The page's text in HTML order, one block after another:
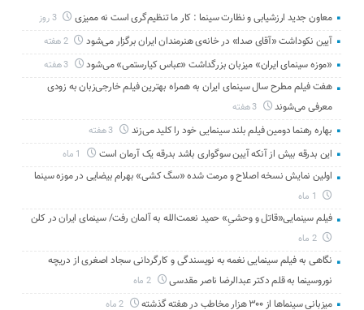
معاون جدید ارزشیابی و نظارت سینما : کار ما تنظیم‌گری است نه ممیزی 3 روز
آیین نکوداشت «آقای صدا» در خانه‌ی هنرمندان ایران برگزار می‌شود 2 هفته
«موزه سینمای ایران» میزبان بزرگداشت «عباس کیارستمی» می‌شود 3 هفته
هفت فیلم مطرح سال سینمای ایران به همراه بهترین فیلم خارجی‌زبان به زودی
معرفی می‌شوند
3 هفته
بهاره رهنما دومین فیلم بلند سینمایی خود را کلید می‌زند
این بدرقه بیش از آنکه آیین سوگواری باشد بدرقه یک آرمان است
اولین نمایش نسخه اصلاح و مرمت شده «سگ کشی» بهرام بیضایی در موزه سینما
فیلم سینمایی«قاتل و وحشیِ» حمید نعمت‌الله به آلمان رفت/ سینمای ایران در کلن
2 ماه
نگاهی به فیلم سینمایی نغمه به نویسندگی و کارگردانی سجاد اصغری از دریچه
نوروسینما به قلم دکتر عبدالرضا ناصر مقدسی
2 ماه
میزبانی سینماها از ۳۰۰ هزار مخاطب در هفته گذشته 2 ماه